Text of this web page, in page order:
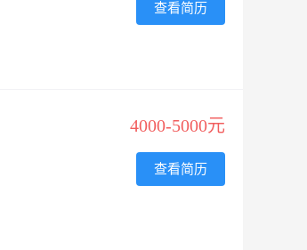
查看简历
4000-5000元
查看简历